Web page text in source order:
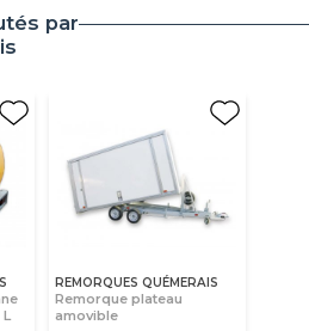
par
REMORQUES QUÉMERAIS
Remorque plateau
amovible